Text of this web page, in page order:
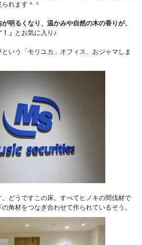
れます＾＾
明るくなり、温かみや自然の木の香りが、
」 とお気に入り♪
いう「モリユカ」オフィス、おジャマしま
どうですこの床。すべてヒノキの間伐材で
角材をつなぎ合わせて作られているそう。